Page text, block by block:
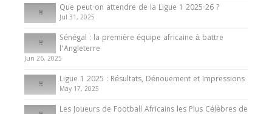
Internationales
Présentation de l’équipe nationale de football
du Cameroun
8 August 2025
Que peut-on attendre de la Ligue 1 2025-26 ?
Jul 31, 2025
Sénégal : la première équipe africaine à battre
l’Angleterre
Jun 26, 2025
Ligue 1 2025 : Résultats, Dénouement et Impressions
May 17, 2025
Les Joueurs de Football Africains les Plus Célèbres de